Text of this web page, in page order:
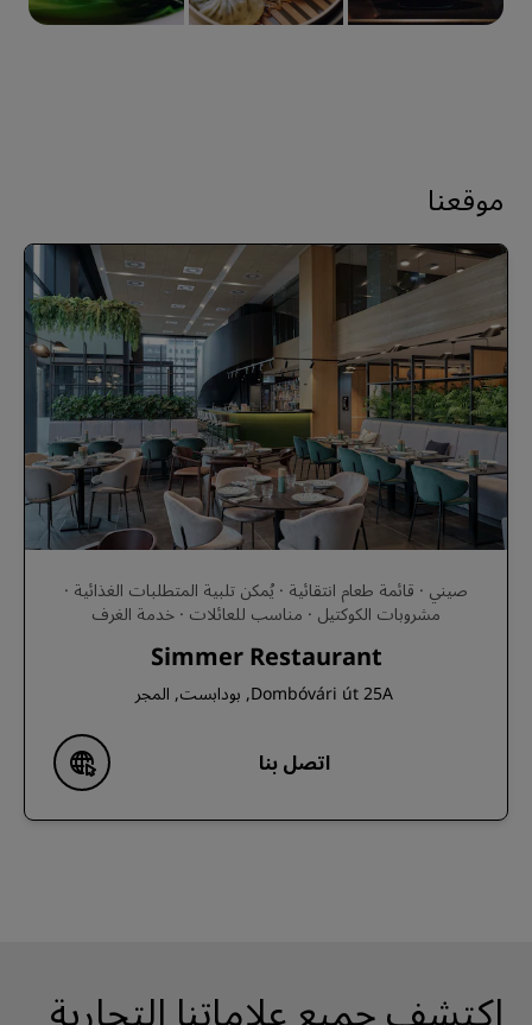
موقعنا
صيني · قائمة طعام انتقائية · يُمكن تلبية المتطلبات الغذائية ·
مشروبات الكوكتيل · مناسب للعائلات · خدمة الغرف
Simmer Restaurant
Dombóvári út 25A, بودابست, المجر
اتصل بنا
اكتشف جميع علاماتنا التجارية